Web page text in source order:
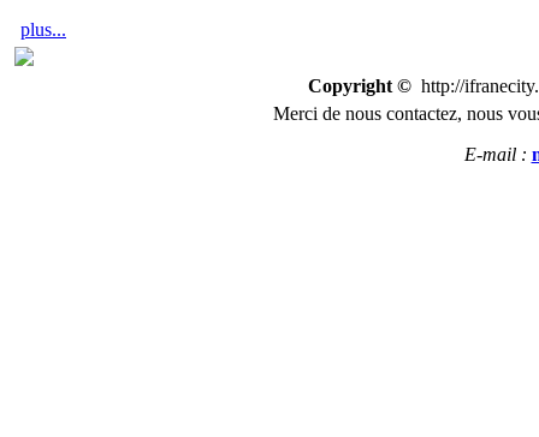
plus...
Copyright ©http://
Merci de nous contactez, nous
E-mail :